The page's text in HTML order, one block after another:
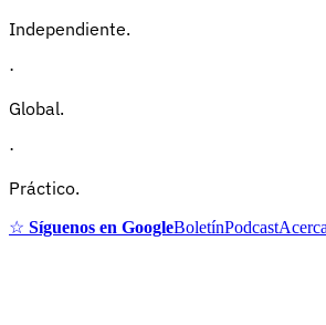
Independiente.
·
Global.
·
Práctico.
☆ Síguenos en GoogleBoletínPodcast